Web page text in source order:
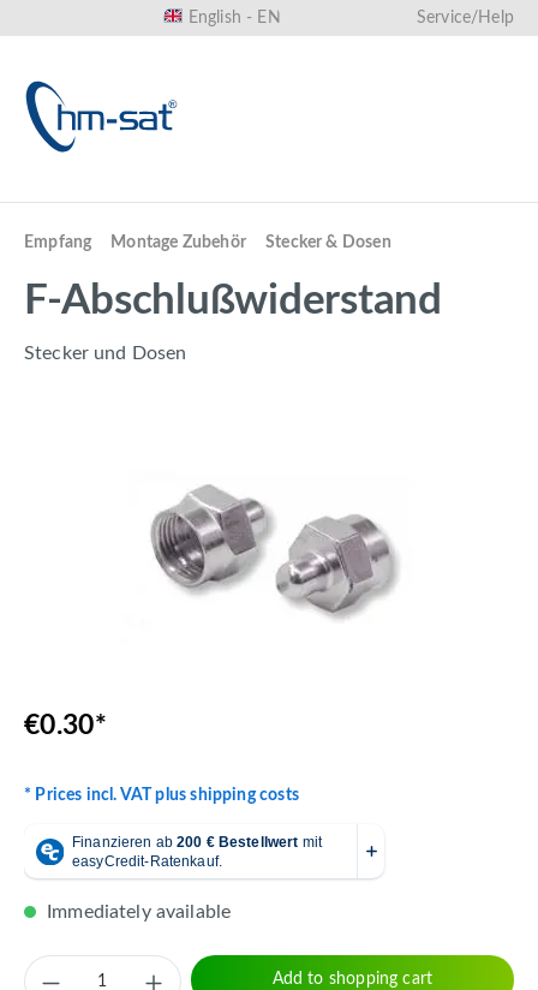
English - EN Service/Help
Empfang Montage Zubehör Stecker & Dosen
F-Abschlußwiderstand
Stecker und Dosen
€0.30*
* Prices incl. VAT plus shipping costs
Immediately available
Product Quantity: Enter the desired
Add to shopping cart